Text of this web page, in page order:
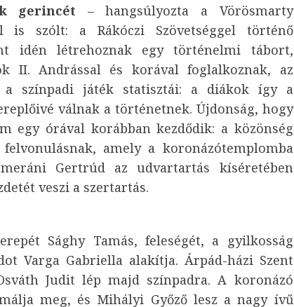
gerincét – hangsúlyozta a Vörösmarty
is szólt: a Rákóczi Szövetséggel történő
idén létrehoznak egy történelmi tábort,
II. Andrással és korával foglalkoznak, az
a színpadi játék statisztái: a diákok így a
válnak a történetnek. Újdonság, hogy
egy órával korábban kezdődik: a közönség
amely a koronázótemplomba
Gertrúd az udvartartás kíséretében
veszi a szertartás.
Sághy Tamás, feleségét, a gyilkosság
Varga Gabriella alakítja. Árpád-házi Szent
Judit lép majd színpadra. A koronázó
meg, és Mihályi Győző lesz a nagy ívű